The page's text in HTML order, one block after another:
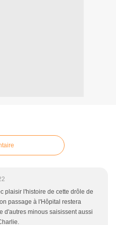
plaisir l'histoire de cette drôle de
passage à l'Hôpital restera
d'autres minous saisissent aussi